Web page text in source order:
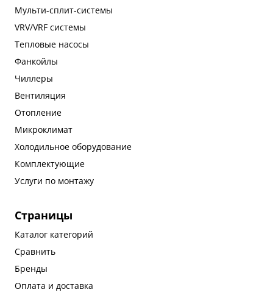
Мульти-сплит-системы
VRV/VRF системы
Тепловые насосы
Фанкойлы
Чиллеры
Вентиляция
Отопление
Микроклимат
Холодильное оборудование
Комплектующие
Услуги по монтажу
Страницы
Каталог категорий
Сравнить
Бренды
Оплата и доставка